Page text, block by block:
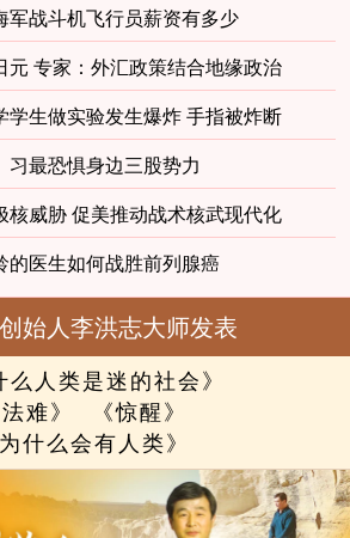
军战斗机飞行员薪资有多少
元 专家：外汇政策结合地缘政治
学生做实验发生爆炸 手指被炸断
习最恐惧身边三股势力
核威胁 促美推动战术核武现代化
的医生如何战胜前列腺癌
始人李洪志大师发表
么人类是迷的社会》
法难》
《惊醒》
为什么会有人类》